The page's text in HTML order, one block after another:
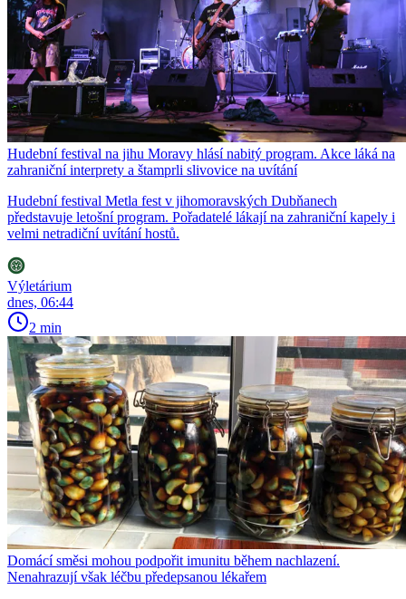
Hudební festival na jihu Moravy hlásí nabitý program. Akce láká na
zahraniční interprety a štamprli slivovice na uvítání
Hudební festival Metla fest v jihomoravských Dubňanech
představuje letošní program. Pořadatelé lákají na zahraniční kapely i
velmi netradiční uvítání hostů.
Výletárium
dnes, 06:44
2 min
Domácí směsi mohou podpořit imunitu během nachlazení.
Nenahrazují však léčbu předepsanou lékařem